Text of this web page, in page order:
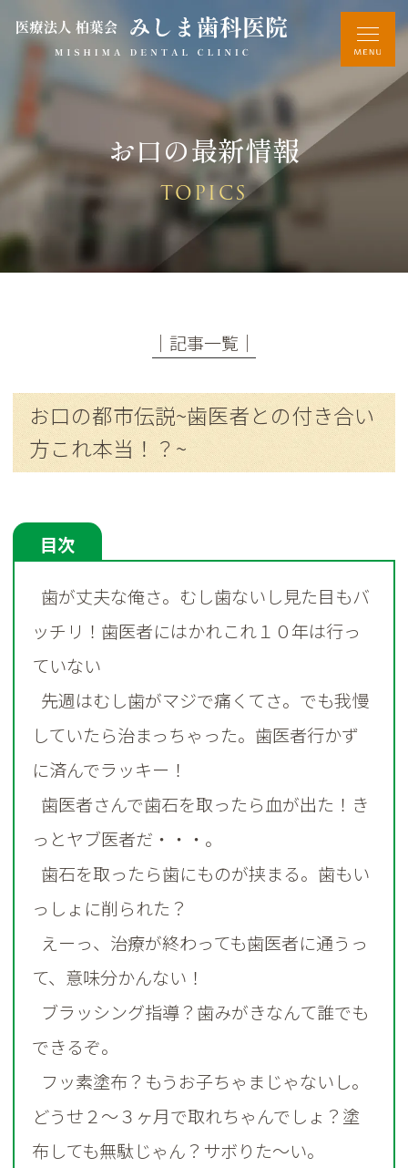
お口の最新情報
TOPICS
│記事一覧│
お口の都市伝説~歯医者との付き合い
方これ本当！？~
歯が丈夫な俺さ。むし歯ないし見た目もバ
ッチリ！歯医者にはかれこれ１０年は行っ
ていない
先週はむし歯がマジで痛くてさ。でも我慢
していたら治まっちゃった。歯医者行かず
に済んでラッキー！
歯医者さんで歯石を取ったら血が出た！き
っとヤブ医者だ・・・。
歯石を取ったら歯にものが挟まる。歯もい
っしょに削られた？
えーっ、治療が終わっても歯医者に通うっ
て、意味分かんない！
ブラッシング指導？歯みがきなんて誰でも
できるぞ。
フッ素塗布？もうお子ちゃまじゃないし。
どうせ２～３ヶ月で取れちゃんでしょ？塗
布しても無駄じゃん？サボりた～い。